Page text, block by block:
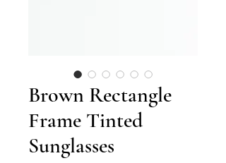
Brown Rectangle
Frame Tinted
Sunglasses